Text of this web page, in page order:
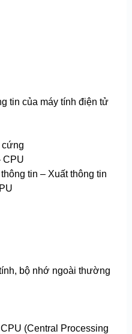
tin của máy tính điện tử
cứng
CPU
tin – Xuất thông tin
bộ nhớ ngoài thường
(Central Processing